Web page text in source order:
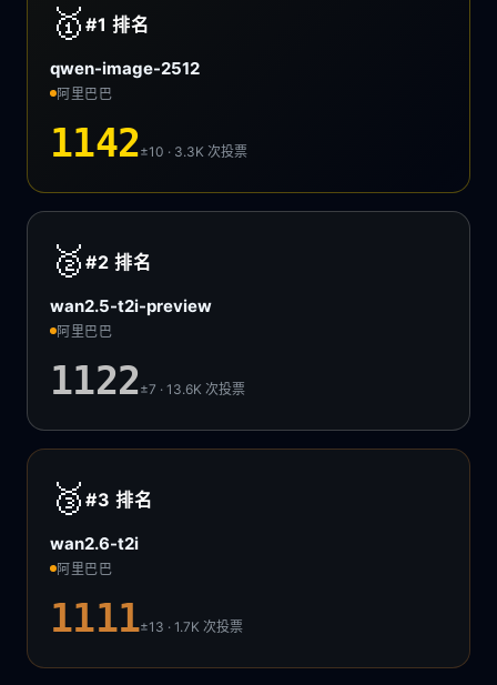
🥇 #1排名
qwen-image-2512
阿里巴巴
1142±10 · 3.3K次投票
🥈 #2排名
wan2.5-t2i-preview
阿里巴巴
1122±7 · 13.6K次投票
🥉 #3排名
wan2.6-t2i
阿里巴巴
1111±13 · 1.7K次投票